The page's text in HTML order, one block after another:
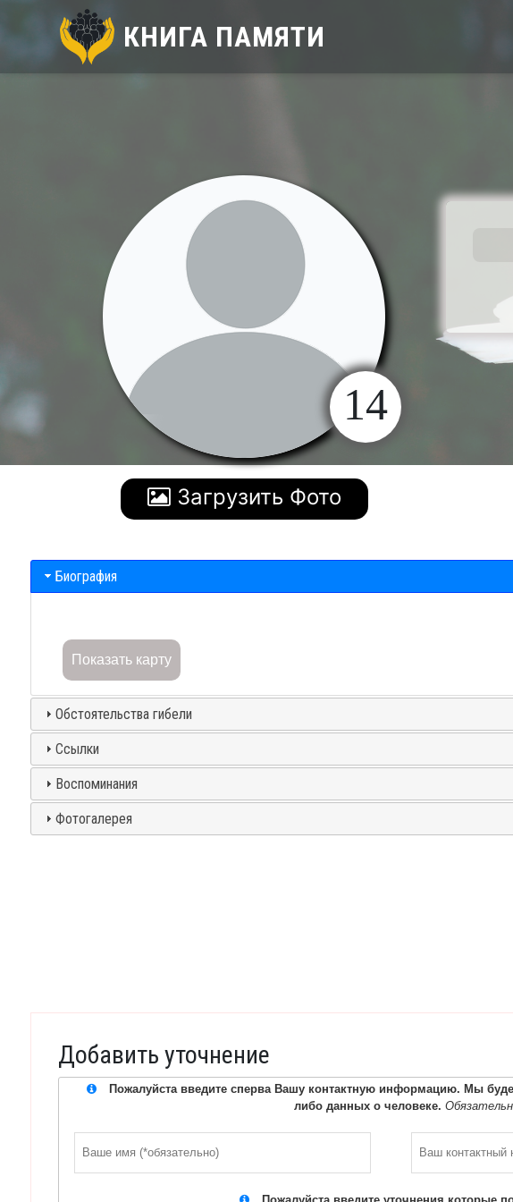
КНИГА ПАМЯТИ
14
Загрузить Фото
Биография
Показать карту
Обстоятельства гибели
Ссылки
Воспоминания
Фотогалерея
Добавить уточнение
Пожалуйста введите сперва Вашу контактную информацию. Мы
либо данных о человеке.